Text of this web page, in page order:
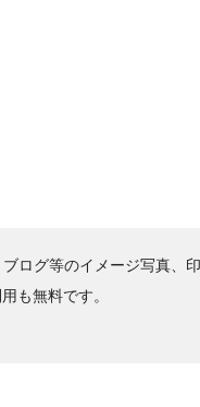
ログ等のイメージ写真、
も無料です。